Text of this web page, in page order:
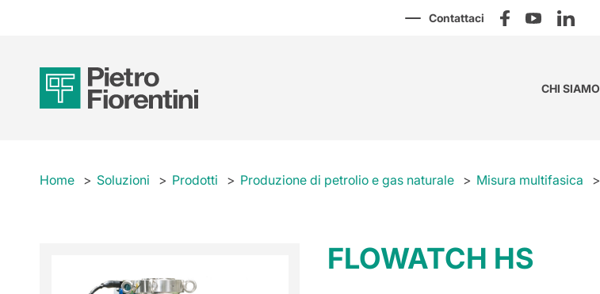
Contattaci
CHI SIAMO
Home Soluzioni Prodotti Produzione di petrolio e gas naturale Misura multifasica
FLOWATCH HS